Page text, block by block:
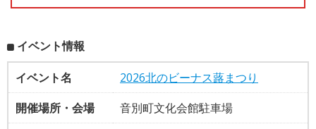
イベント情報
イベント名
2026北のビーナス蕗まつり
開催場所・会場
音別町文化会館駐車場